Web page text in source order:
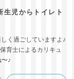
児からトイレト
く過ごしていますよ♪
育士によるカリキュ
♪